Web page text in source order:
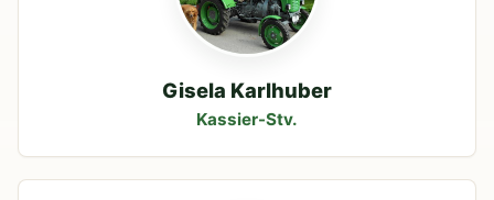
Gisela Karlhuber
Kassier-Stv.